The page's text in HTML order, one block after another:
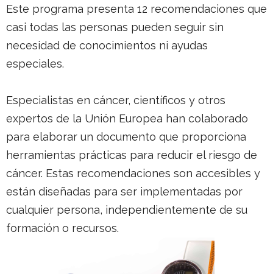
Este programa presenta 12 recomendaciones que
casi todas las personas pueden seguir sin
necesidad de conocimientos ni ayudas
especiales.
Especialistas en cáncer, científicos y otros
expertos de la Unión Europea han colaborado
para elaborar un documento que proporciona
herramientas prácticas para reducir el riesgo de
cáncer. Estas recomendaciones son accesibles y
están diseñadas para ser implementadas por
cualquier persona, independientemente de su
formación o recursos.